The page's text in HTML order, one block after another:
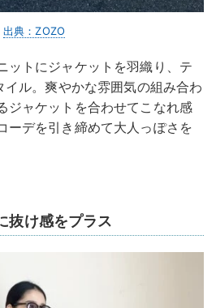
出典：ZOZO
ットにジャケットを羽織り、テ
ル。爽やかな雰囲気の組み合わ
ジャケットを合わせてこなれ感
ーデを引き締めて大人っぽさを
抜け感をプラス